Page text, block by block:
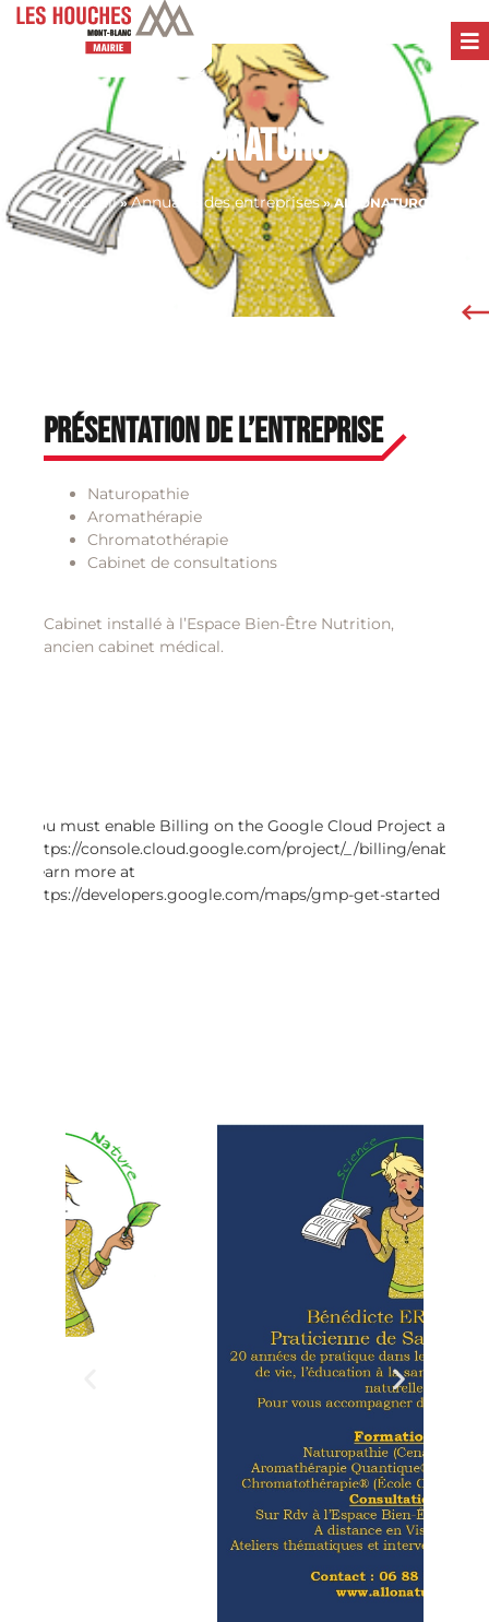
ALLONATURO
Accueil»Annuaire des entreprises»ALLONATURO
Présentation de l’entreprise
Naturopathie
Aromathérapie
Chromatothérapie
Cabinet de consultations
Cabinet installé à l’Espace Bien-Être Nutrition,
ancien cabinet médical.
You must enable Billing on the Google Cloud Project at
https://console.cloud.google.com/project/_/billing/enable
Learn more at
https://developers.google.com/maps/gmp-get-started